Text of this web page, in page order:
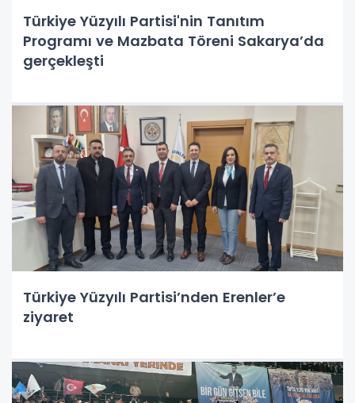
Türkiye Yüzyılı Partisi'nin Tanıtım
Programı ve Mazbata Töreni Sakarya’da
gerçekleşti
Türkiye Yüzyılı Partisi’nden Erenler’e
ziyaret